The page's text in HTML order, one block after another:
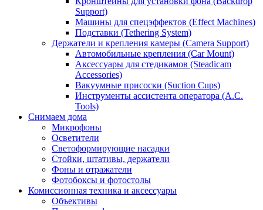
Support)
Машины для спецэффектов (Effect Machines)
Подставки (Tethering System)
Держатели и крепления камеры (Camera Support)
Автомобильные крепления (Car Mount)
Аксессуары для стедикамов (Steadicam
Accessories)
Вакуумные присоски (Suction Cups)
Инструменты ассистента оператора (A.C.
Tools)
Снимаем дома
Микрофоны
Осветители
Светоформирующие насадки
Стойки, штативы, держатели
Фоны и отражатели
Фотобоксы и фотостолы
Комиссионная техника и аксессуары
Объективы